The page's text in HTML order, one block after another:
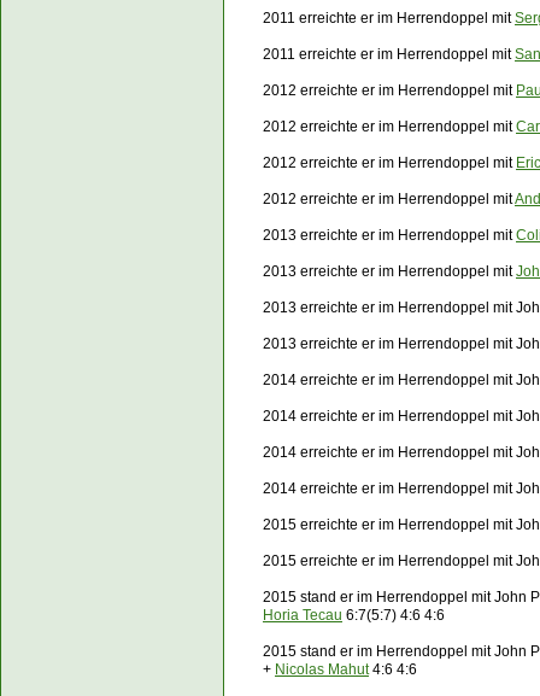
2011 erreichte er im Herrendoppel mit
2011 erreichte er im Herrendoppel mit
2012 erreichte er im Herrendoppel mit
2012 erreichte er im Herrendoppel mit
2012 erreichte er im Herrendoppel mit
2012 erreichte er im Herrendoppel mit
2013 erreichte er im Herrendoppel mit
2013 erreichte er im Herrendoppel mit
2013 erreichte er im Herrendoppel mit
2013 erreichte er im Herrendoppel mit
2014 erreichte er im Herrendoppel mit
2014 erreichte er im Herrendoppel mit
2014 erreichte er im Herrendoppel mit
2014 erreichte er im Herrendoppel mit
2015 erreichte er im Herrendoppel mit
2015 erreichte er im Herrendoppel mit
2015 stand er im Herrendoppel mit John
Horia Tecau 6:7(5:7) 4:6 4:6
2015 stand er im Herrendoppel mit John
+ Nicolas Mahut4:6 4:6